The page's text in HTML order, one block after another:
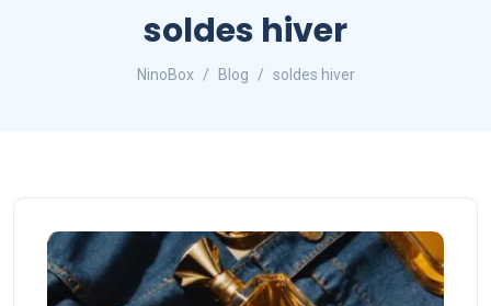
soldes hiver
NinoBox Blog soldes hiver